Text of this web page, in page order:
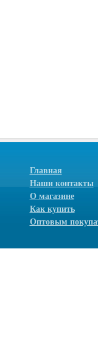
Главная
Наши контакты
О магазине
Как купить
Оптовым